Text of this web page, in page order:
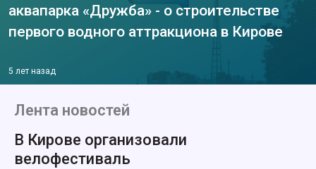
аквапарка «Дружба» - о строительстве
первого водного аттракциона в Кирове
5 лет назад
Лента новостей
В Кирове организовали
велофестиваль